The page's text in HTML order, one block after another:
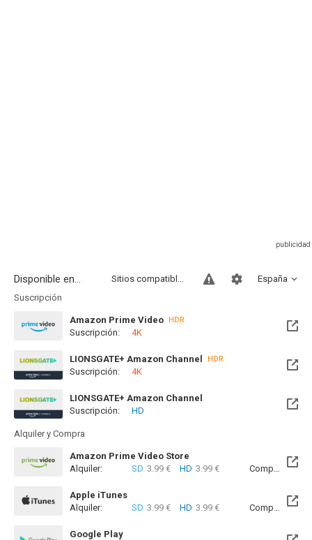
Disponible en... España
Sitios compatibles
Suscripción
Amazon Prime Video HDR
Suscripción: 4K
LIONSGATE+ Amazon Channel HDR
Suscripción: 4K
LIONSGATE+ Amazon Channel
Suscripción:
HD
Alquiler y Compra
Amazon Prime Video Store
Alquiler:
SD 3.99 € HD 3.99 € Compra: SD
Apple iTunes
Alquiler:
SD 3.99 € HD 3.99 € Compra: SD
Google Play